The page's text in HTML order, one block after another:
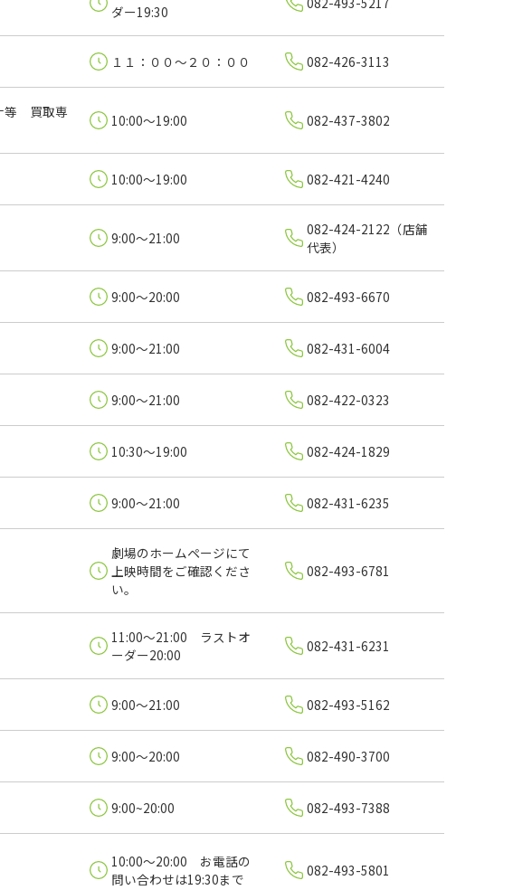
ダー19:30
１１：００～２０：００ 082-426-3113
等 買取専
10:00～19:00 082-437-3802
10:00～19:00 082-421-4240
9:00～21:00
082-424-2122（店舗
代表）
9:00～20:00 082-493-6670
9:00～21:00 082-431-6004
9:00～21:00 082-422-0323
10:30～19:00 082-424-1829
9:00～21:00 082-431-6235
劇場のホームページにて
上映時間をご確認くださ
い。
082-493-6781
11:00～21:00 ラストオ
ーダー20:00
082-431-6231
9:00～21:00 082-493-5162
9:00～20:00 082-490-3700
9:00~20:00 082-493-7388
10:00～20:00 お電話の
問い合わせは19:30まで
082-493-5801